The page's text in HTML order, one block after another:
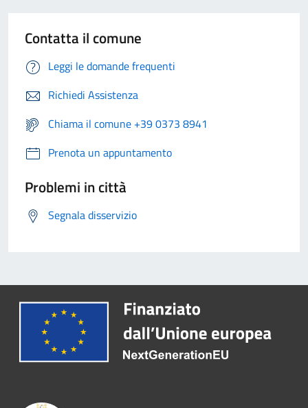
Contatta il comune
Leggi le domande frequenti
Richiedi Assistenza
Chiama il comune +39 0373 8941
Prenota un appuntamento
Problemi in città
Segnala disservizio